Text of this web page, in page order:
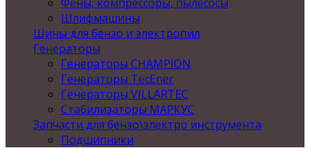
Шлифмашины
Шины для бензо и электропил
Генераторы
Генераторы CHAMPION
Генераторы TecEner
Генераторы VILLARTEC
Стабилизаторы МАРКУС
Запчасти для бензо\электро инструмента
Подшипники